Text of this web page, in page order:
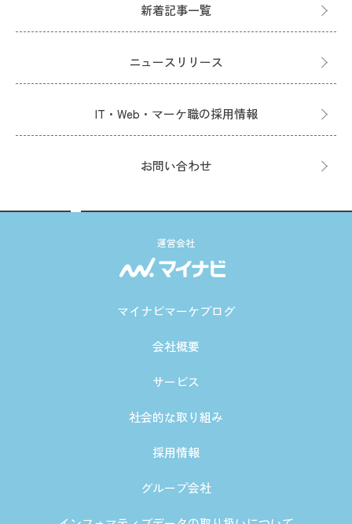
新着記事一覧
ニュースリリース
IT・Web・マーケ職の採用情報
お問い合わせ
運営会社
マイナビマーケブログ
会社概要
サービス
社会的な取り組み
採用情報
グループ会社